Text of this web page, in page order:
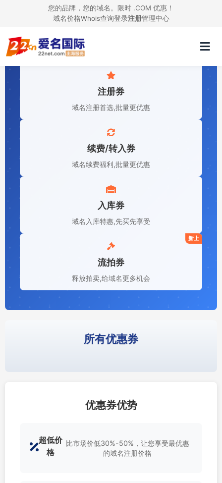
您的品牌，您的域名。限时 .COM 优惠！
域名价格Whois查询登录注册管理中心
域名优惠券
注册券
域名注册首选,批量更优惠
续费/转入券
域名续费福利,批量更优惠
入库券
域名入库特惠,先买先享受
新上
流拍券
释放拍卖,给域名更多机会
所有优惠券
优惠券优势
超低价
格
比市场价低30%-50%，让您享受最优惠
的域名注册价格